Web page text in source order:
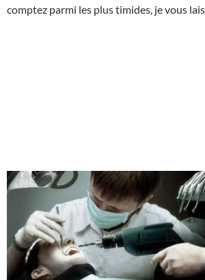
comptez parmi les plus timides, je vous